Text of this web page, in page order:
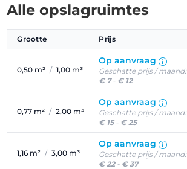
Alle opslagruimtes
Grootte Prijs
0,50 m² / 1,00 m³
Op aanvraag
Geschatte prijs / maand:
€ 7- € 12
0,77 m² / 2,00 m³
Op aanvraag
Geschatte prijs / maand:
€ 15- € 25
1,16 m² / 3,00 m³
Op aanvraag
Geschatte prijs / maand:
€ 22- € 37